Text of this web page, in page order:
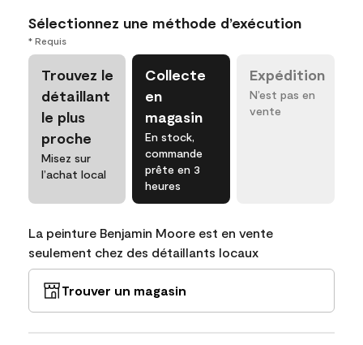
Sélectionnez une méthode d’exécution
* Requis
Trouvez le
détaillant
le plus
proche
Misez sur
l’achat local
Collecte
en
magasin
En stock,
commande
prête en 3
heures
Expédition
N’est pas en
vente
La peinture Benjamin Moore est en vente
seulement chez des détaillants locaux
Trouver un magasin